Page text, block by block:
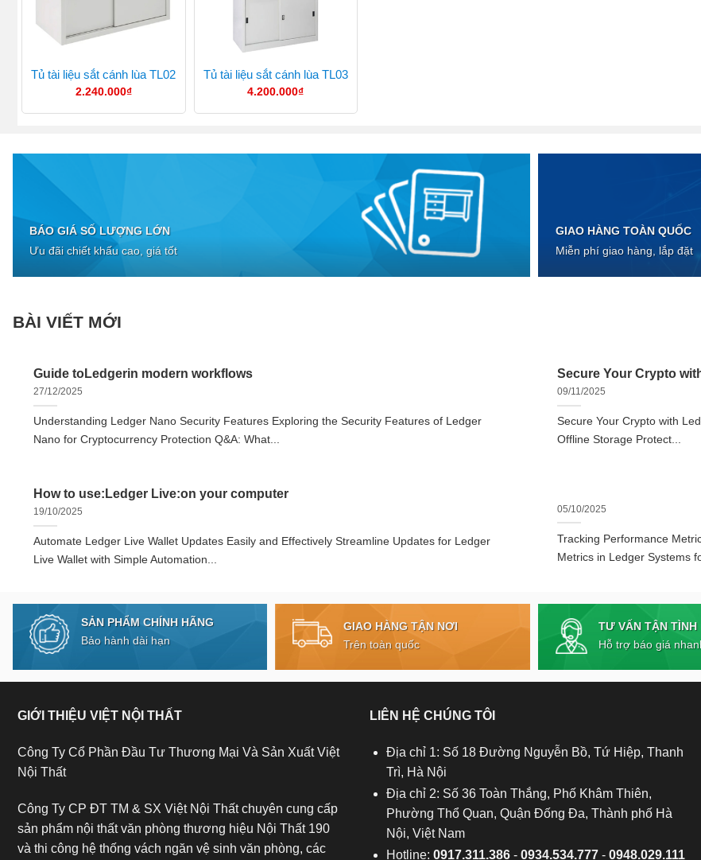
Tủ tài liệu sắt cánh lùa TL02
2.240.000₫
Tủ tài liệu sắt cánh lùa TL03
4.200.000₫
BÁO GIÁ SỐ LƯỢNG LỚN
Ưu đãi chiết khấu cao, giá tốt
GIAO HÀNG TOÀN QUỐC
Miễn phí giao hàng, lắp đặt
BÀI VIẾT MỚI
Guide toLedgerin modern workflows
27/12/2025
Understanding Ledger Nano Security Features Exploring the Security Features of Ledger
Nano for Cryptocurrency Protection Q&A: What...
Secure Your Crypto
09/11/2025
Secure Your Crypto with
Offline Storage Protect...
How to use:Ledger Live:on your computer
19/10/2025
Automate Ledger Live Wallet Updates Easily and Effectively Streamline Updates for Ledger
Live Wallet with Simple Automation...
05/10/2025
Tracking Performance
Metrics in Ledger Systems
SẢN PHẨM CHÍNH HÃNG
Bảo hành dài hạn
GIAO HÀNG TẬN NƠI
Trên toàn quốc
TƯ VẤN TẬN TÌNH
Hỗ trợ báo giá
GIỚI THIỆU VIỆT NỘI THẤT
Công Ty Cổ Phần Đầu Tư Thương Mại Và Sản Xuất Việt
Nội Thất
Công Ty CP ĐT TM & SX Việt Nội Thất chuyên cung cấp
sản phẩm nội thất văn phòng thương hiệu Nội Thất 190
và thi công hệ thống vách ngăn vệ sinh văn phòng, các
LIÊN HỆ CHÚNG TÔI
Địa chỉ 1: Số 18 Đường Nguyễn Bồ, Tứ Hiệp, Thanh
Trì, Hà Nội
Địa chỉ 2: Số 36 Toàn Thắng, Phố Khâm Thiên,
Phường Thổ Quan, Quận Đống Đa, Thành phố Hà
Nội, Việt Nam
Hotline:0917.311.386 -0934.534.777 -0948.029.111